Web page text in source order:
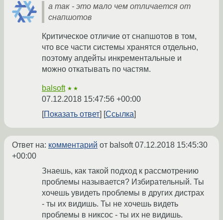
а так - это мало чем отличается от
снапшотов
Критическое отличие от снапшотов в том,
что все части системы хранятся отдельно,
поэтому апдейты инкрементальные и
можно откатывать по частям.
balsoft ★★
07.12.2018 15:47:56 +00:00
Показать ответ
Ссылка
Ответ на: комментарий от balsoft07.12.2018 15:45:30
+00:00
Знаешь, как такой подход к рассмотрению
проблемы называется? Избирательный. Ты
хочешь увидеть проблемы в других дистрах
- ты их видишь. Ты не хочешь видеть
проблемы в никсос - ты их не видишь.